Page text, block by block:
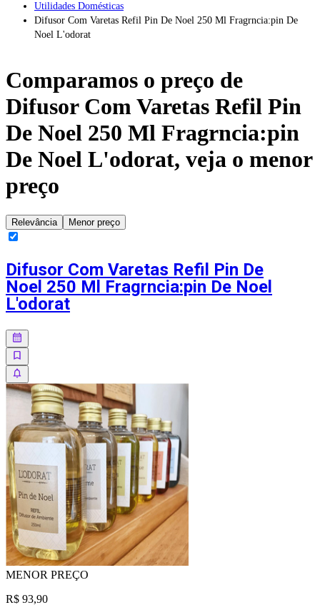
Utilidades Domésticas
Difusor Com Varetas Refil Pin De Noel 250 Ml Fragrncia:pin De
Noel L'odorat
Comparamos o preço de
Difusor Com Varetas Refil Pin
De Noel 250 Ml Fragrncia:pin
De Noel L'odorat, veja o menor
preço
Relevância Menor preço
Difusor Com Varetas Refil Pin De
Noel 250 Ml Fragrncia:pin De Noel
L'odorat
MENOR PREÇO
R$ 93,90